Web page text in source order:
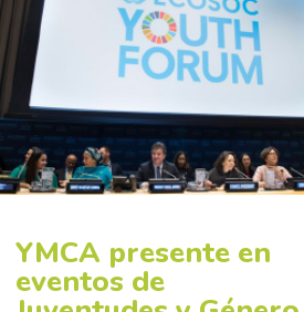
YMCA presente en
eventos de